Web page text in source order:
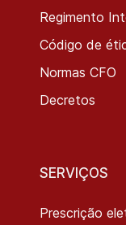
Regimento
Código de
Normas CFO
Decretos
SERVIÇOS
Prescrição